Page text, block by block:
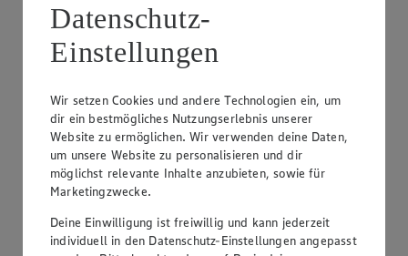
Angebot:Gut & Günstig Mango "Omer"
1.29
Festpreis von 1.29€
aus Israel, Kl. I, Stück
Datenschutz-
Einstellungen
Wir setzen Cookies und andere Technologien ein, um
dir ein bestmögliches Nutzungserlebnis unserer
Website zu ermöglichen. Wir verwenden deine Daten,
um unsere Website zu personalisieren und dir
möglichst relevante Inhalte anzubieten, sowie für
Marketingzwecke.
Deine Einwilligung ist freiwillig und kann jederzeit
individuell in den Datenschutz-Einstellungen angepasst